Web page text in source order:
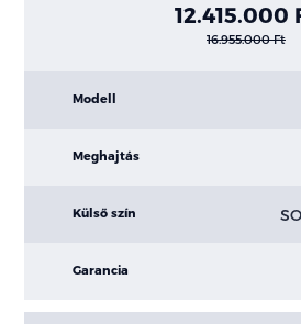
12.415.000
16.955.000 Ft
Modell
Meghajtás
Külső szín
Garancia